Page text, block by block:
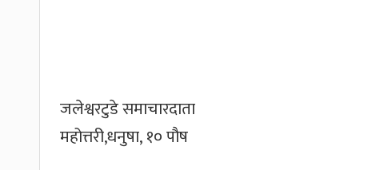
जलेश्वरटुडे समाचारदाता
महोत्तरी,धनुषा, १० पौष